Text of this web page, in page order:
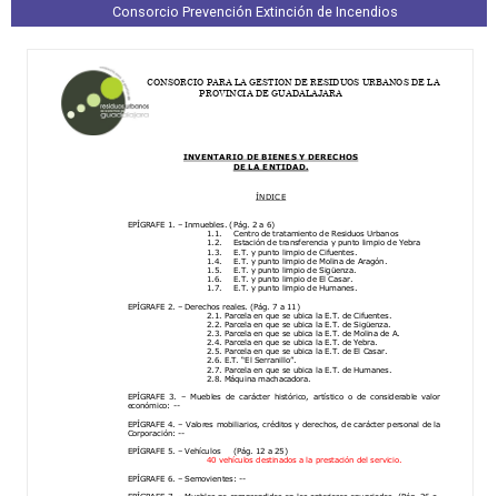
Consorcio Prevención Extinción de Incendios